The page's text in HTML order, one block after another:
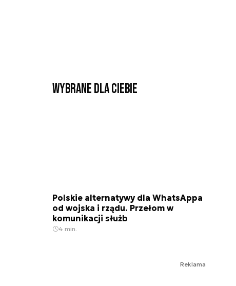
Wybrane dla Ciebie
Polskie alternatywy dla WhatsAppa
od wojska i rządu. Przełom w
komunikacji służb
4 min.
Reklama